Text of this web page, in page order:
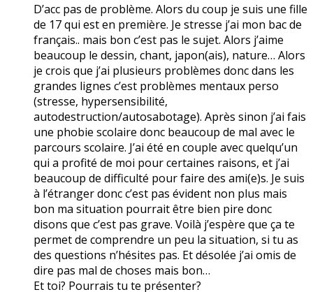
D’acc pas de problème. Alors du coup je suis une fille
de 17 qui est en première. Je stresse j’ai mon bac de
français.. mais bon c’est pas le sujet. Alors j’aime
beaucoup le dessin, chant, japon(ais), nature… Alors
je crois que j’ai plusieurs problèmes donc dans les
grandes lignes c’est problèmes mentaux perso
(stresse, hypersensibilité,
autodestruction/autosabotage). Après sinon j’ai fais
une phobie scolaire donc beaucoup de mal avec le
parcours scolaire. J’ai été en couple avec quelqu’un
qui a profité de moi pour certaines raisons, et j’ai
beaucoup de difficulté pour faire des ami(e)s. Je suis
à l’étranger donc c’est pas évident non plus mais
bon ma situation pourrait être bien pire donc
disons que c’est pas grave. Voilà j’espère que ça te
permet de comprendre un peu la situation, si tu as
des questions n’hésites pas. Et désolée j’ai omis de
dire pas mal de choses mais bon…
Et toi? Pourrais tu te présenter?